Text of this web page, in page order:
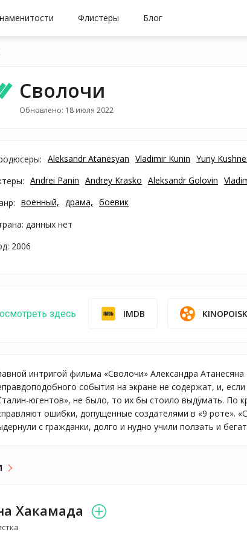
Флистеры Блог
Сволочи
Обновлено: 18 июля 2022
Aleksandr Atanesyan Vladimir Kunin Yuriy
Andrei Panin Andrey Krasko Aleksandr Golovin
военный, драма, боевик
данных нет
2006
здесь IMDB KINOPOISK
интригой фильма «Сволочи» Александра
события на экране не содержат, и,
югентов», не было, то их бы стоило выдумать. По
ошибки, допущенные создателями в «9 роте».
с гражданки, долго и нудно учили ползать и
Хакамада